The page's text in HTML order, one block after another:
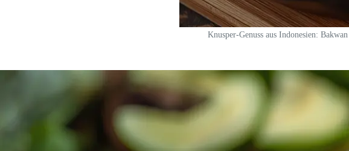
Knusper-Genuss aus Indonesien: